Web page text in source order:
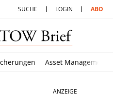
SUCHE LOGIN ABO
Asset Management
ANZEIGE